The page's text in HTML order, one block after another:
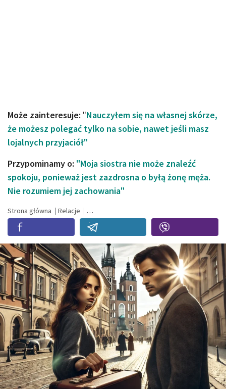
Może zainteresuje: "Nauczyłem się na własnej skórze,
że możesz polegać tylko na sobie, nawet jeśli masz
lojalnych przyjaciół"
Przypominamy o: "Moja siostra nie może znaleźć
spokoju, ponieważ jest zazdrosna o byłą żonę męża.
Nie rozumiem jej zachowania"
Strona główna Relacje